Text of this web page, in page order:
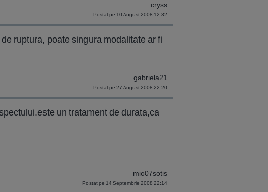
cryss
Postat pe 10 August 2008 12:32
ruptura, poate singura modalitate ar fi
gabriela21
Postat pe 27 August 2008 22:20
un tratament de durata,ca
mio07sotis
Postat pe 14 Septembrie 2008 22:14